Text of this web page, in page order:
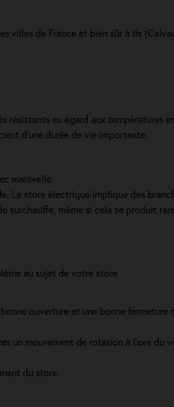
villes de France et bien sûr à Ifs
résistants eu égard aux températures
d'une durée de vie importante.
manivelle.
Le store électrique implique des
surchauffe, même si cela se produit
au sujet de votre store.
ouverture et une bonne
un mouvement de rotation à l’axe du
du store.